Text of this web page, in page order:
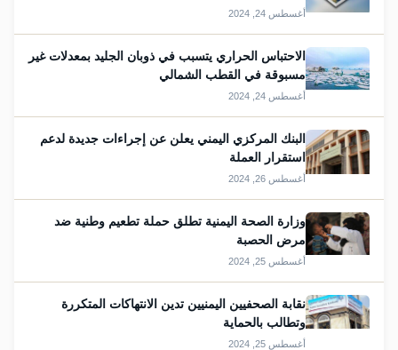
أغسطس 24, 2024
الاحتباس الحراري يتسبب في ذوبان الجليد بمعدلات غير
مسبوقة في القطب الشمالي
أغسطس 24, 2024
البنك المركزي اليمني يعلن عن إجراءات جديدة لدعم
استقرار العملة
أغسطس 26, 2024
وزارة الصحة اليمنية تطلق حملة تطعيم وطنية ضد
مرض الحصبة
أغسطس 25, 2024
نقابة الصحفيين اليمنيين تدين الانتهاكات المتكررة
وتطالب بالحماية
أغسطس 25, 2024